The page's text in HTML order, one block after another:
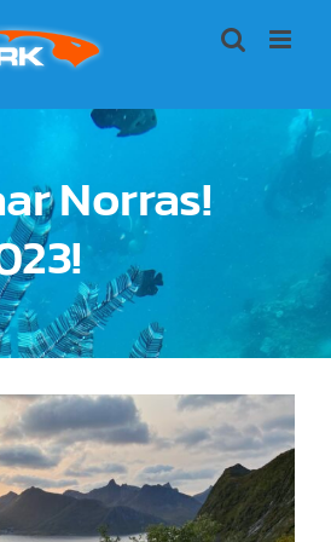
Norras!